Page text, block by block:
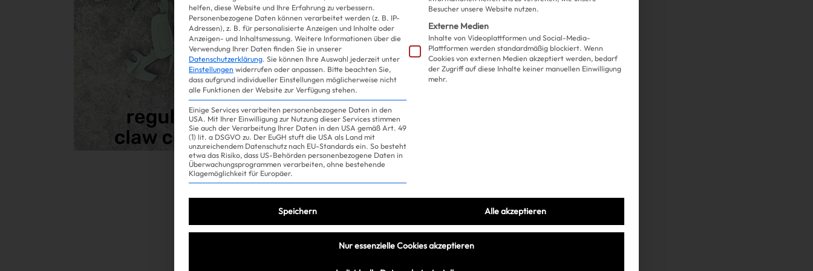
Gossip
Experience
So smart!
helfen, diese Website und Ihre Erfahrung zu verbessern.
Personenbezogene Daten können verarbeitet werden (z. B. IP-
Adressen), z. B. für personalisierte Anzeigen und Inhalte oder
Anzeigen- und Inhaltsmessung. Weitere Informationen über die
Verwendung Ihrer Daten finden Sie in unserer
Datenschutzerklärung. Sie können Ihre Auswahl jederzeit unter
Einstellungen widerrufen oder anpassen. Bitte beachten Sie,
dass aufgrund individueller Einstellungen möglicherweise nicht
alle Funktionen der Website zur Verfügung stehen.
Einige Services verarbeiten personenbezogene Daten in den
USA. Mit Ihrer Einwilligung zur Nutzung dieser Services stimmen
Sie auch der Verarbeitung Ihrer Daten in den USA gemäß Art. 49
(1) lit. a DSGVO zu. Der EuGH stuft die USA als Land mit
unzureichendem Datenschutz nach EU-Standards ein. So besteht
etwa das Risiko, dass US-Behörden personenbezogene Daten in
Überwachungsprogrammen verarbeiten, ohne bestehende
Klagemöglichkeit für Europäer.
Besucher unsere Website nutzen.
Externe Medien
Inhalte von Videoplattformen und Social-Media-
Plattformen werden standardmäßig blockiert. Wenn
Cookies von externen Medien akzeptiert werden, bedarf
der Zugriff auf diese Inhalte keiner manuellen Einwilligung
mehr.
Speichern Alle akzeptieren
Nur essenzielle Cookies akzeptieren